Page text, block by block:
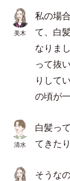
美木
私の場
て、白
なりま
って抜
りして
の頃が
清水
白髪っ
てきた
そうな